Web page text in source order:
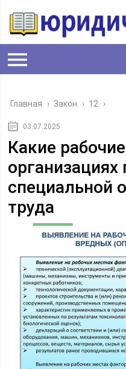
Главная › Закон › 12 ›
03.07.2025
Какие
специальной
труда